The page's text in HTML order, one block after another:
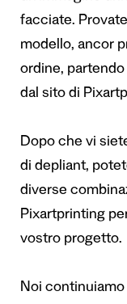
facciate.
modello, ancor
ordine,
dal sito di
Dopo che vi
di depliant,
diverse
Pixartprinting
vostro progetto.
Noi